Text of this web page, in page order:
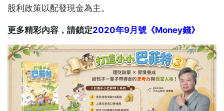
股利政策以配發現金為主。
更多精彩內容，請鎖定2020年9月號《Money錢》